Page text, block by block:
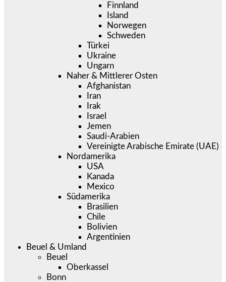
Finnland
Island
Norwegen
Schweden
Türkei
Ukraine
Ungarn
Naher & Mittlerer Osten
Afghanistan
Iran
Irak
Israel
Jemen
Saudi-Arabien
Vereinigte Arabische Emirate (UAE)
Nordamerika
USA
Kanada
Mexico
Südamerika
Brasilien
Chile
Bolivien
Argentinien
Beuel & Umland
Beuel
Oberkassel
Bonn